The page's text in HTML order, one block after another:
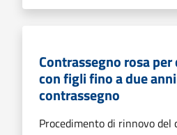
Contrassegno rosa
con figli fino a due
contrassegno
Procedimento di rinnovo del